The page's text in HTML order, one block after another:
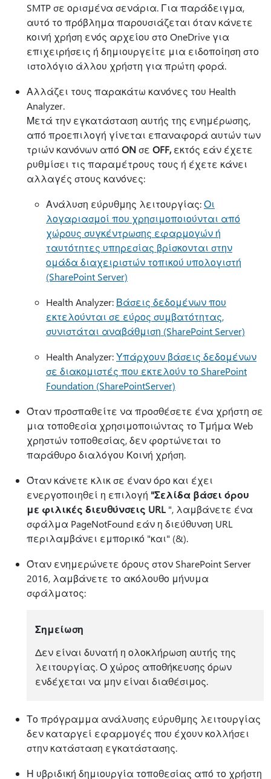
SMTP σε ορισμένα σενάρια. Για παράδειγμα,
αυτό το πρόβλημα παρουσιάζεται όταν κάνετε
κοινή χρήση ενός αρχείου στο OneDrive για
επιχειρήσεις ή δημιουργείτε μια ειδοποίηση στο
ιστολόγιο άλλου χρήστη για πρώτη φορά.
Αλλάζει τους παρακάτω κανόνες του Health
Analyzer.
Μετά την εγκατάσταση αυτής της ενημέρωσης,
από προεπιλογή γίνεται επαναφορά αυτών των
τριών κανόνων απόONσε OFF, εκτός εάν έχετε
ρυθμίσει τις παραμέτρους τους ή έχετε κάνει
αλλαγές στους κανόνες:
Ανάλυση εύρυθμης λειτουργίας:Οι
λογαριασμοί που χρησιμοποιούνται από
χώρους συγκέντρωσης εφαρμογών ή
ταυτότητες υπηρεσίας βρίσκονται στην
ομάδα διαχειριστών τοπικού υπολογιστή
(SharePoint Server)
Health Analyzer: Βάσεις δεδομένων που
εκτελούνται σε εύρος συμβατότητας,
συνιστάται αναβάθμιση (SharePoint Server)
Health Analyzer:Υπάρχουν βάσεις δεδομένων
σε διακομιστές που εκτελούν το SharePoint
Foundation (SharePointServer)
Όταν προσπαθείτε να προσθέσετε ένα χρήστη σε
μια τοποθεσία χρησιμοποιώντας το Τμήμα Web
χρηστών τοποθεσίας, δεν φορτώνεται το
παράθυρο διαλόγου Κοινή χρήση.
Όταν κάνετε κλικ σε έναν όρο και έχει
ενεργοποιηθεί η επιλογή "Σελίδα βάσει όρου
με φιλικές διευθύνσεις URL ", λαμβάνετε ένα
σφάλμα PageNotFound εάν η διεύθυνση URL
περιλαμβάνει εμπορικό "και" (&).
Όταν ενημερώνετε όρους στον SharePoint Server
2016, λαμβάνετε το ακόλουθο μήνυμα
σφάλματος:
Σημείωση
Δεν είναι δυνατή η ολοκλήρωση αυτής της
λειτουργίας. Ο χώρος αποθήκευσης όρων
ενδέχεται να μην είναι διαθέσιμος.
Το πρόγραμμα ανάλυσης εύρυθμης λειτουργίας
δεν καταργεί εφαρμογές που έχουν κολλήσει
στην κατάσταση εγκατάστασης.
Η υβριδική δημιουργία τοποθεσίας από το χρήστη